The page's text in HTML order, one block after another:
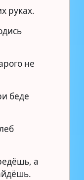
руках.
не
беде
а